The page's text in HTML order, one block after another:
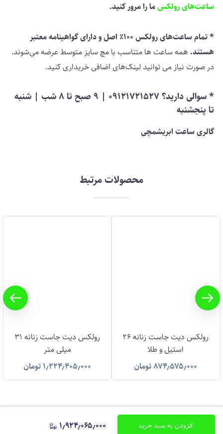
افزودن به سبد خرید ۱٫۹۲۴٫۰۶۵٫۰۰۰
ساعت‌های رولکسما را مرور کنید.
* تمام ساعت‌های رولکس 100٪ اصل و دارای گواهینامه معتبر
هستند. همه ساعت ها متناسب با مچ سایز متوسط ​​عرضه می‌شوند.
در صورت نیاز می توانید لینک‌های اضافی خریداری کنید.
* سوالی دارید؟ 09121721527 | 9 صبح تا 8 شب | شنبه
تا پنجشنبه
گالری ساعت ابریشمچی
محصولات مرتبط
رولکس دیت جاست زنانه 26
استیل و طلا
۸۷۴٫۵۷۵٫۰۰۰تومان
رولکس دیت جاست زنانه 31
میلی متر
۱٫۲۲۴٫۴۰۵٫۰۰۰ تومان
پیام در واتساپ